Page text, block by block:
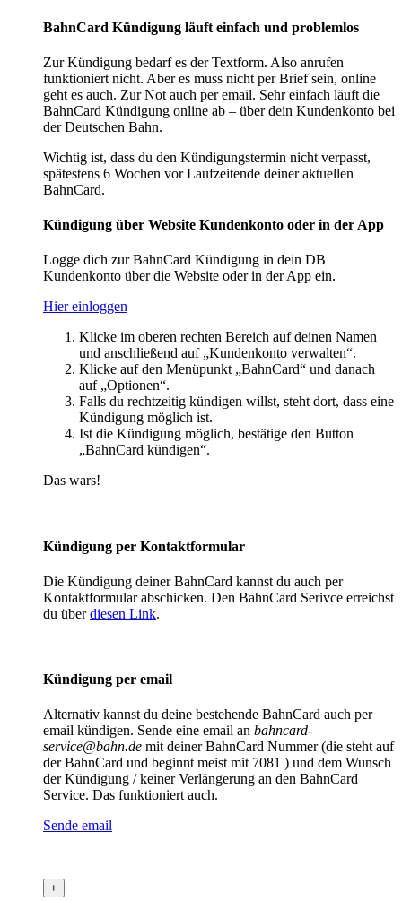
BahnCard Kündigung läuft einfach und problemlos
Zur Kündigung bedarf es der Textform. Also anrufen
funktioniert nicht. Aber es muss nicht per Brief sein, online
geht es auch. Zur Not auch per email. Sehr einfach läuft die
BahnCard Kündigung online ab – über dein Kundenkonto bei
der Deutschen Bahn.
Wichtig ist, dass du den Kündigungstermin nicht verpasst,
spätestens 6 Wochen vor Laufzeitende deiner aktuellen
BahnCard.
Kündigung über Website Kundenkonto oder in der App
Logge dich zur BahnCard Kündigung in dein DB
Kundenkonto über die Website oder in der App ein.
Hier einloggen
Klicke im oberen rechten Bereich auf deinen Namen
und anschließend auf „Kundenkonto verwalten“.
Klicke auf den Menüpunkt „BahnCard“ und danach
auf „Optionen“.
Falls du rechtzeitig kündigen willst, steht dort, dass eine
Kündigung möglich ist.
Ist die Kündigung möglich, bestätige den Button
„BahnCard kündigen“.
Das wars!
Kündigung per Kontaktformular
Die Kündigung deiner BahnCard kannst du auch per
Kontaktformular abschicken. Den BahnCard Serivce erreichst
du überdiesen Link.
Kündigung per email
Alternativ kannst du deine bestehende BahnCard auch per
email kündigen. Sende eine email an bahncard-
service@bahn.de mit deiner BahnCard Nummer (die steht auf
der BahnCard und beginnt meist mit 7081 ) und dem Wunsch
der Kündigung / keiner Verlängerung an den BahnCard
Service. Das funktioniert auch.
Sende email
+